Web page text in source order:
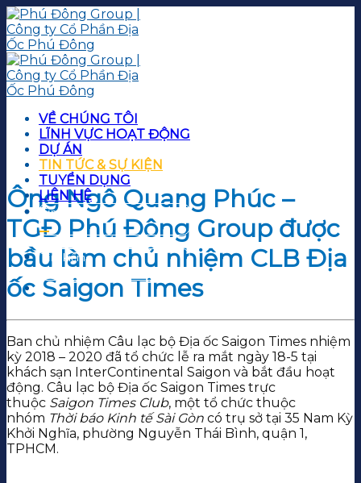
Skip
to
content
VỀ CHÚNG TÔI
LĨNH VỰC HOẠT ĐỘNG
DỰ ÁN
TIN TỨC & SỰ KIỆN
TUYỂN DỤNG
LIÊN HỆ
Ông Ngô Quang Phúc –
TGĐ Phú Đông Group được
bầu làm chủ nhiệm CLB Địa
ốc Saigon Times
Ban chủ nhiệm Câu lạc bộ Địa ốc Saigon Times nhiệm
kỳ 2018 – 2020 đã tổ chức lễ ra mắt ngày 18-5 tại
khách sạn InterContinental Saigon và bắt đầu hoạt
động. Câu lạc bộ Địa ốc Saigon Times trực
thuộc Saigon Times Club, một tổ chức thuộc
nhóm Thời báo Kinh tế Sài Gòn có trụ sở tại 35 Nam Kỳ
Khởi Nghĩa, phường Nguyễn Thái Bình, quận 1,
TPHCM.